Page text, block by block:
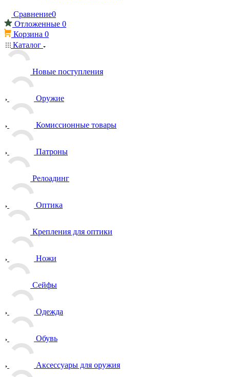
Сравнение0
Отложенные 0
Корзина 0
Каталог
Новые поступления
Оружие
Комиссионные товары
Патроны
Релоадинг
Оптика
Крепления для оптики
Ножи
Сейфы
Одежда
Обувь
Аксессуары для оружия